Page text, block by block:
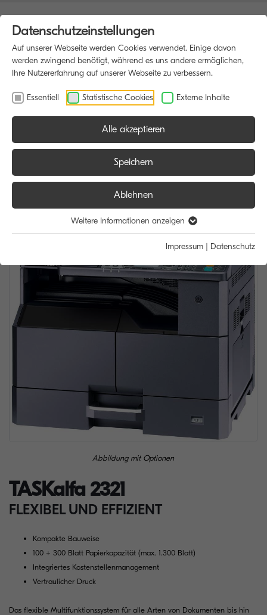
Abbildung mit Optionen
TASKalfa 2321
FLEXIBEL UND EFFIZIENT
Kompakte Bauweise
100 + 300 Blatt Papierkapazität (max. 1.300 Blatt)
Integriertes Kostenstellenmanagement
Vertraulicher Druck
Das flexible Multifunktionssystem für alle Arten von Dokumenten bis hin
Datenschutzeinstellungen
Auf unserer Webseite werden Cookies verwendet. Einige davon
werden zwingend benötigt, während es uns andere ermöglichen,
Ihre Nutzererfahrung auf unserer Webseite zu verbessern.
Essentiell Statistische Cookies Externe Inhalte
Alle akzeptieren
Speichern
Ablehnen
Weitere Informationen anzeigen
Impressum | Datenschutz